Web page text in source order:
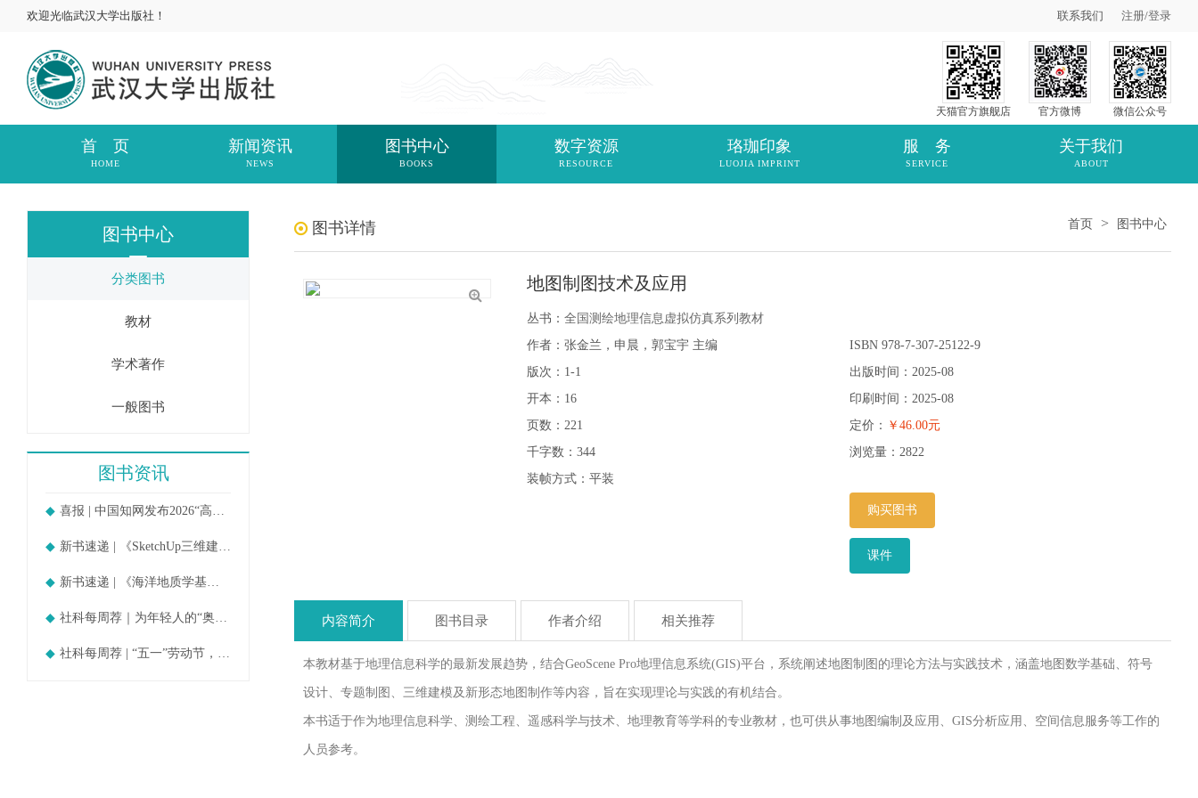
欢迎光临武汉大学出版社！ 联系我们 注册/登录
天猫官方旗舰店 官方微博 微信公众号
首 页
HOME
新闻资讯
NEWS
图书中心
BOOKS
数字资源
RESOURCE
珞珈印象
LUOJIA IMPRINT
服 务
SERVICE
关于我们
ABOUT
图书中心
分类图书
教材
学术著作
一般图书
图书资讯
喜报 | 中国知网发布2026“高被引
新书速递 | 《SketchUp三维建模教
新书速递 | 《海洋地质学基础》
社科每周荐｜为年轻人的“奥德赛时期
社科每周荐 | “五一”劳动节，守护
图书详情 首页 > 图书中心
地图制图技术及应用
丛书： 全国测绘地理信息虚拟仿真系列教材
作者：张金兰，申晨，郭宝宇 主编
版次：1-1
开本：16
页数：221
千字数：344
装帧方式：平装
ISBN 978-7-307-25122-9
出版时间：2025-08
印刷时间：2025-08
定价： ￥46.00元
浏览量： 2822
购买图书
课件
内容简介 图书目录 作者介绍 相关推荐
本教材基于地理信息科学的最新发展趋势，结合GeoScene Pro地理信息系统(GIS)平台，系统阐述地图制图的理论方法与实践技术，涵盖地图数学基础、符号
设计、专题制图、三维建模及新形态地图制作等内容，旨在实现理论与实践的有机结合。
本书适于作为地理信息科学、测绘工程、遥感科学与技术、地理教育等学科的专业教材，也可供从事地图编制及应用、GIS分析应用、空间信息服务等工作的
人员参考。